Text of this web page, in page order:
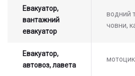
Евакуатор,
вантажний
евакуатор
водний
човни,
Евакуатор,
автовоз, лавета